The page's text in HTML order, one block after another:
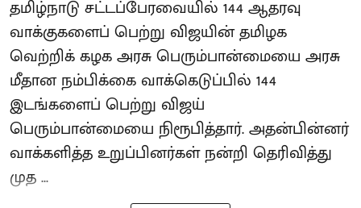
தமிழ்நாடு சட்டப்பேரவையில் 144 ஆதரவு
வாக்குகளைப் பெற்று விஜயின் தமிழக
வெற்றிக் கழக அரசு பெரும்பான்மையை அரசு
மீதான நம்பிக்கை வாக்கெடுப்பில் 144
இடங்களைப் பெற்று விஜய்
பெரும்பான்மையை நிரூபித்தார். அதன்பின்னர்
வாக்களித்த உறுப்பினர்கள் நன்றி தெரிவித்து
முத ...